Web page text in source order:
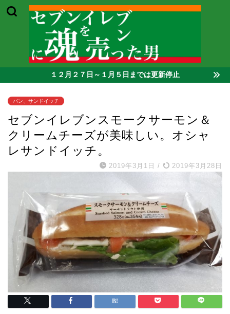
１２月２７日～１月５日までは更新停止
パン、サンドイッチ
セブンイレブンスモークサーモン＆
クリームチーズが美味しい。オシャ
レサンドイッチ。
2019年3月1日 / 2019年3月28日